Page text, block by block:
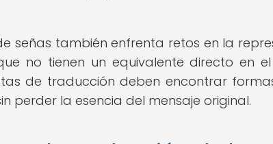
señas también enfrenta retos en la
no tienen un equivalente directo en
de traducción deben encontrar
perder la esencia del mensaje original.